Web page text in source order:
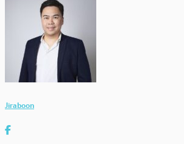
Jiraboon